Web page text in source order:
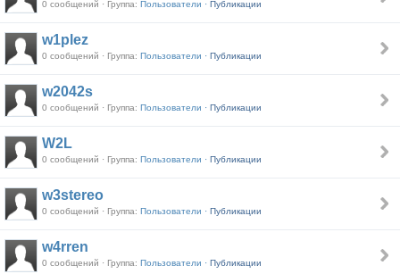
0 сообщений · Группа: Пользователи · Публикации
w1plez
0 сообщений · Группа: Пользователи · Публикации
w2042s
0 сообщений · Группа: Пользователи · Публикации
W2L
0 сообщений · Группа: Пользователи · Публикации
w3stereo
0 сообщений · Группа: Пользователи · Публикации
w4rren
0 сообщений · Группа: Пользователи · Публикации